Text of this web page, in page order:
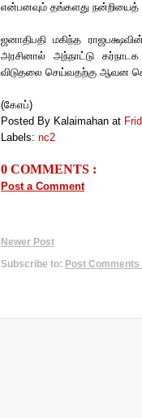
என்பனவும் தங்களது நன்றியைத்
ஜனாதிபதி மகிந்த
அரசினால் அந்நாட்டு
விடுதலை செய்வதற்கு ஆவன
(கேஎப்)
Posted By Kalaimahan at
Labels: nc2
0 COMMENTS :
Post a Comment
Newer Post
Subscribe to: Post Comments